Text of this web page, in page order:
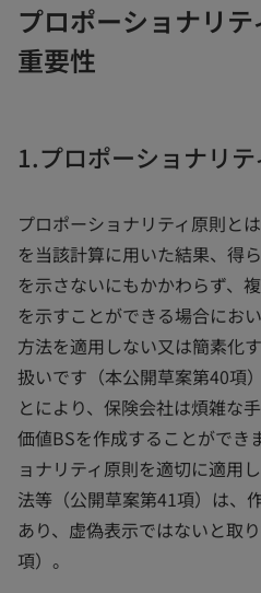
プロポーショナリ
重要性
1.プロポーショナリ
プロポーショナリティ原則と
を当該計算に用いた結果、得
を示さないにもかかわらず、
を示すことができる場合にお
方法を適用しない又は簡素化
扱いです（本公開草案第40項
とにより、保険会社は煩雑な
価値BSを作成することができ
ョナリティ原則を適切に適用
法等（公開草案第41項）は、
あり、虚偽表示ではないと取
項）。